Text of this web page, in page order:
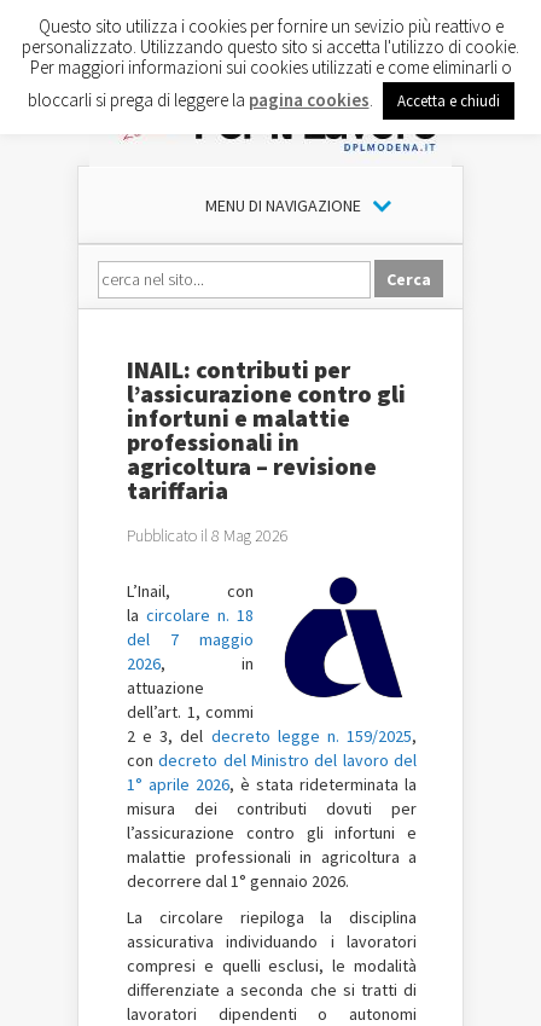
MENU DI NAVIGAZIONE
INAIL: contributi per
l’assicurazione contro gli
infortuni e malattie
professionali in
agricoltura – revisione
tariffaria
Pubblicato il 8 Mag 2026
L’Inail, con
la circolare n. 18
del 7 maggio
2026, in
attuazione
dell’art. 1, commi
2 e 3, del decreto legge n. 159/2025,
condecreto del Ministro del lavoro del
1° aprile 2026, è stata rideterminata la
misura dei contributi dovuti per
l’assicurazione contro gli infortuni e
malattie professionali in agricoltura a
decorrere dal 1° gennaio 2026.
La circolare riepiloga la disciplina
assicurativa individuando i lavoratori
compresi e quelli esclusi, le modalità
differenziate a seconda che si tratti di
lavoratori dipendenti o autonomi
Questo sito utilizza i cookies per fornire un sevizio più reattivo e
personalizzato. Utilizzando questo sito si accetta l'utilizzo di cookie.
Per maggiori informazioni sui cookies utilizzati e come eliminarli o
bloccarli si prega di leggere la pagina cookies Accetta e chiudi